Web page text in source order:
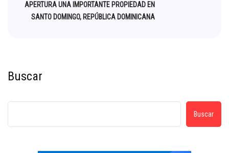
APERTURA UNA IMPORTANTE PROPIEDAD EN
SANTO DOMINGO, REPÚBLICA DOMINICANA
Buscar
Buscar